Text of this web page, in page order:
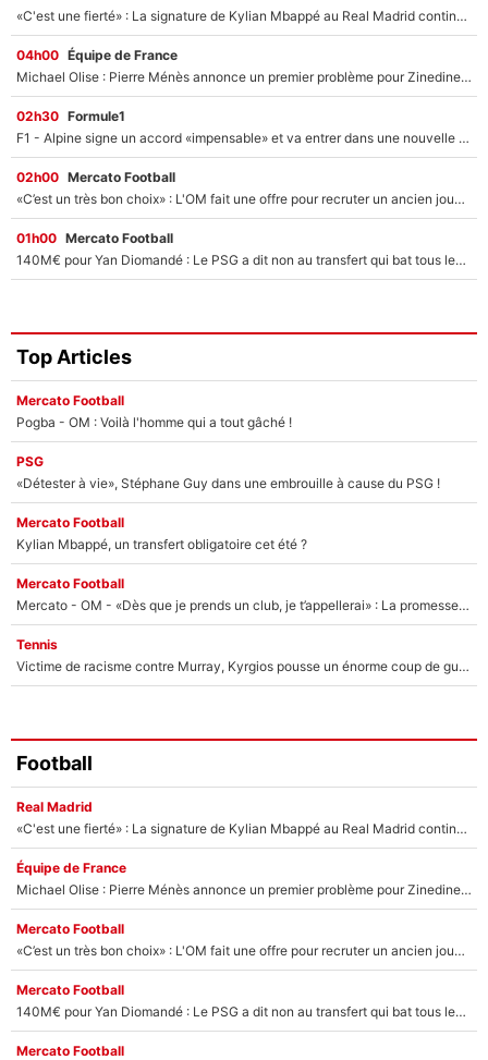
«C'est une fierté» : La signature de Kylian Mbappé au Real Madrid continue de régaler l'Espagne
04h00 Équipe de France
Michael Olise : Pierre Ménès annonce un premier problème pour Zinedine Zidane en équipe de France
02h30 Formule1
F1 - Alpine signe un accord «impensable» et va entrer dans une nouvelle dimension : Grande nouvelle pour Pierre Gasly !
02h00 Mercato Football
«C’est un très bon choix» : L'OM fait une offre pour recruter un ancien joueur du PSG... et c'est validé dans l'After Foot !
01h00 Mercato Football
140M€ pour Yan Diomandé : Le PSG a dit non au transfert qui bat tous les records sur le mercato
Top Articles
Mercato Football
Pogba - OM : Voilà l'homme qui a tout gâché !
PSG
«Détester à vie», Stéphane Guy dans une embrouille à cause du PSG !
Mercato Football
Kylian Mbappé, un transfert obligatoire cet été ?
Mercato Football
Mercato - OM - «Dès que je prends un club, je t’appellerai» : La promesse de Marcelino au moment de claquer la porte
Tennis
Victime de racisme contre Murray, Kyrgios pousse un énorme coup de gueule !
Football
Real Madrid
«C'est une fierté» : La signature de Kylian Mbappé au Real Madrid continue de régaler l'Espagne
Équipe de France
Michael Olise : Pierre Ménès annonce un premier problème pour Zinedine Zidane en équipe de France
Mercato Football
«C’est un très bon choix» : L'OM fait une offre pour recruter un ancien joueur du PSG... et c'est validé dans l'After Foot !
Mercato Football
140M€ pour Yan Diomandé : Le PSG a dit non au transfert qui bat tous les records sur le mercato
Mercato Football